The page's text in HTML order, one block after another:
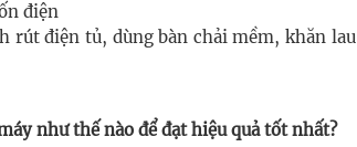
điện
rút điện tủ, dùng bàn chải mềm, khăn lau
như thế nào để đạt hiệu quả tốt nhất?